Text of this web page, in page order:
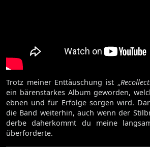
Trotz meiner Enttäuschung ist „
ein bärenstarkes Album geworden,
ebnen und für Erfolge sorgen wird.
die Band weiterhin, auch wenn der
derbe daherkommt du meine
überforderte.